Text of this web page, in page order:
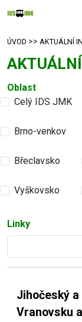
ÚVOD >> AKTUÁLNÍ
Oblast
Celý IDS JMK
Brno-venkov
Břeclavsko
Vyškovsko
Linky
Jihočeský
Vranovsku